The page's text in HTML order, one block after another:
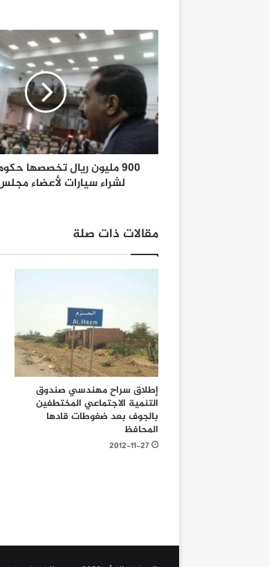
900 مليون ريال تخصصها
لشراء سيارات لأعضاء
مقالات ذات صلة
إطلاق سراح مهندسي صندوق
التنمية الاجتماعي المختطفين
بالجوف بعد ضغوطات قادها
المحافظ
2012-11-27